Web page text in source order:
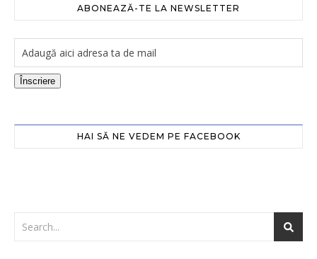
ABONEAZĂ-TE LA NEWSLETTER
Înscriere
HAI SĂ NE VEDEM PE FACEBOOK